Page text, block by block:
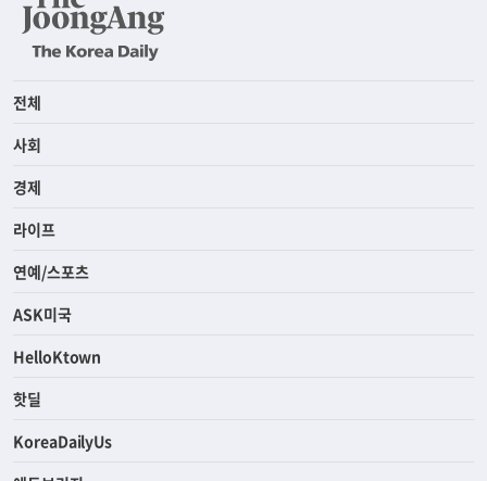
전체
사회
경제
라이프
연예/스포츠
ASK미국
HelloKtown
핫딜